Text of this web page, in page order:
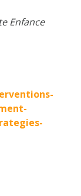
Enfance